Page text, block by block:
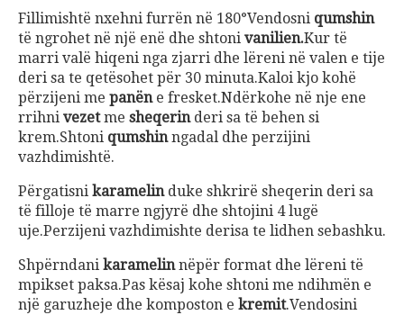
Fillimishtë nxehni furrën në 180°Vendosni qumshin
të ngrohet në një enë dhe shtoni vanilien.Kur të
marri valë hiqeni nga zjarri dhe lëreni në valen e tije
deri sa te qetësohet për 30 minuta.Kaloi kjo kohë
përzijeni me panëne fresket.Ndërkohe në nje ene
rrihni vezetme sheqerin deri sa të behen si
krem.Shtoni qumshinngadal dhe perzijini
vazhdimishtë.
Përgatisni karamelin duke shkrirë sheqerin deri sa
të filloje të marre ngjyrë dhe shtojini 4 lugë
uje.Perzijeni vazhdimishte derisa te lidhen sebashku.
Shpërndani karamelinnëpër format dhe lëreni të
mpikset paksa.Pas kësaj kohe shtoni me ndihmën e
një garuzheje dhe komposton e kremit.Vendosini